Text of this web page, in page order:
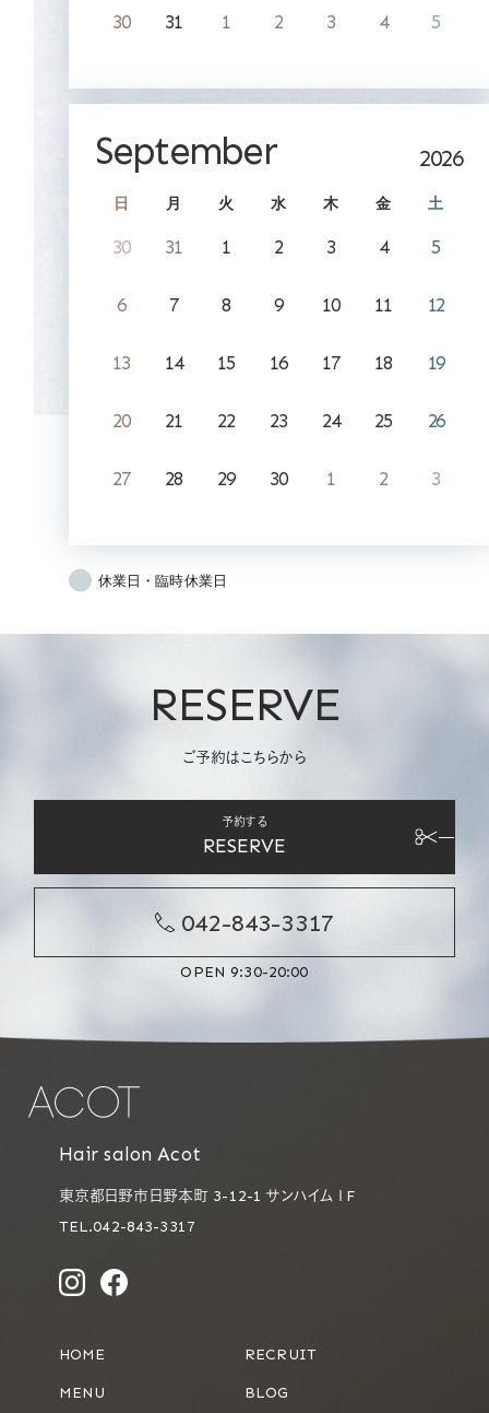
30 31 1 2 3 4 5
September 2026
日 月 火 水 木 金 土
30 31 1 2 3 4 5
6 7 8 9 10 11 12
13 14 15 16 17 18 19
20 21 22 23 24 25 26
27 28 29 30 1 2 3
休業日・臨時休業日
RESERVE
ご予約はこちらから
予約する
RESERVE
042-843-3317
OPEN 9:30-20:00
Hair salon Acot
東京都日野市日野本町 3-12-1 サンハイム１F
TEL.042-843-3317
HOME
MENU
RECRUIT
BLOG